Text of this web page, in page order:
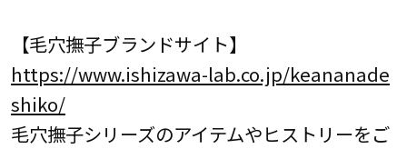
【毛穴撫子ブランドサイト】
https://www.ishizawa-lab.co.jp/keananade
shiko/
毛穴撫子シリーズのアイテムやヒストリーをご